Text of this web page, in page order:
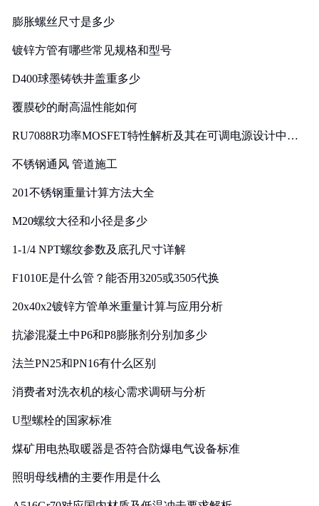
膨胀螺丝尺寸是多少
镀锌方管有哪些常见规格和型号
D400球墨铸铁井盖重多少
覆膜砂的耐高温性能如何
RU7088R功率MOSFET特性解析及其在可调电源设计中的
不锈钢通风 管道施工
201不锈钢重量计算方法大全
M20螺纹大径和小径是多少
1-1/4 NPT螺纹参数及底孔尺寸详解
F1010E是什么管？能否用3205或3505代换
20x40x2镀锌方管单米重量计算与应用分析
抗渗混凝土中P6和P8膨胀剂分别加多少
法兰PN25和PN16有什么区别
消费者对洗衣机的核心需求调研与分析
U型螺栓的国家标准
煤矿用电热取暖器是否符合防爆电气设备标准
照明母线槽的主要作用是什么